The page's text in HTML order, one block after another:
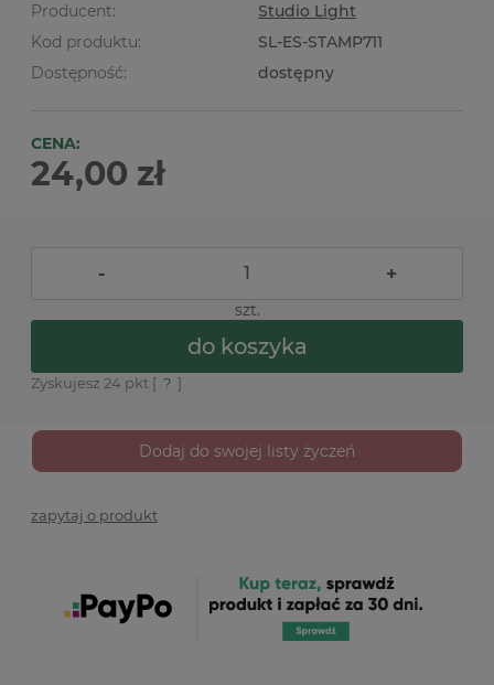
Producent:
Studio Light
Kod produktu:
SL-ES-STAMP711
Dostępność:
dostępny
CENA:
24,00 zł
- +
szt.
do koszyka
Zyskujesz 24 pkt [ ? ]
Dodaj do swojej listy życzeń
zapytaj o produkt